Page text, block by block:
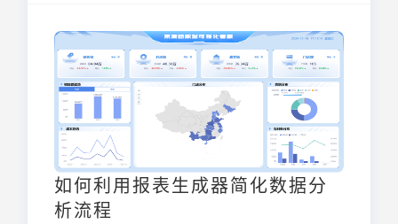
和图形，帮助企业管理者和员工快速掌握业务
动态，从而做出更明智的决策。
如何利用报表生成器简化数据分
析流程